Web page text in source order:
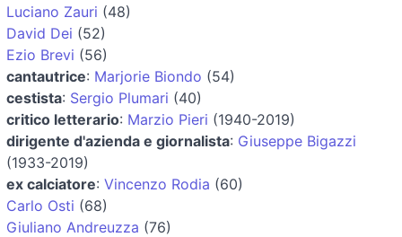
Luciano Zauri (48)
David Dei (52)
Ezio Brevi (56)
cantautrice: Marjorie Biondo (54)
cestista: Sergio Plumari (40)
critico letterario: Marzio Pieri (1940-2019)
dirigente d'azienda e giornalista: Giuseppe Bigazzi
(1933-2019)
ex calciatore: Vincenzo Rodia (60)
Carlo Osti (68)
Giuliano Andreuzza (76)